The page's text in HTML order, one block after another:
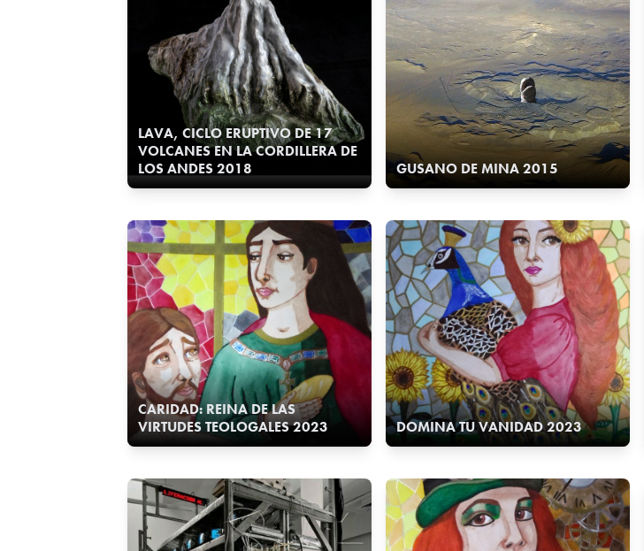
LAVA, CICLO ERUPTIVO DE 17
VOLCANES EN LA CORDILLERA DE
LOS ANDES 2018
GUSANO DE MINA 2015
CARIDAD: REINA DE LAS
VIRTUDES TEOLOGALES 2023
DOMINA TU VANIDAD 2023